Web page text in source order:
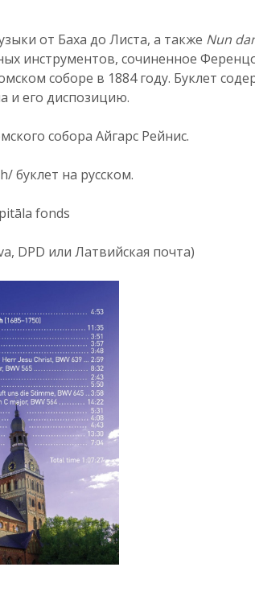
от Баха до Листа, а также Nun
инструментов, сочиненное
соборе в 1884 году. Буклет
и его диспозицию.
собора Айгарс Рейнис.
буклет на русском.
fonds
DPD или Латвийская почта)